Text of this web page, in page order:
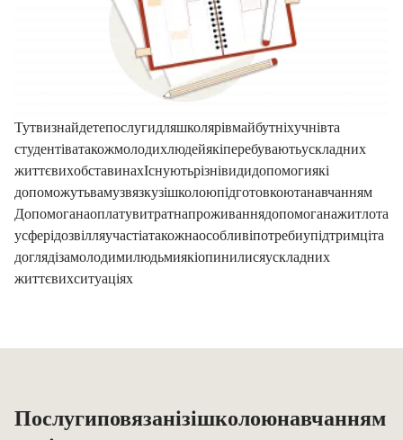
Тут ви знайдете послуги для школярів, (майбутніх) учнів та
студентів, а також молодих людей, які перебувають у складних
життєвих обставинах. Існують різні види допомоги, які
допоможуть вам у зв'язку зі школою, підготовкою та навчанням:
Допомога на оплату витрат на проживання, допомога на житло та
у сферідозвілля (участі), а також наособливі потреби у підтримці та
догляді за молодими людьми, які опинилися у складних
життєвих ситуаціях
Послуги, пов'язані зі школою, навчанням